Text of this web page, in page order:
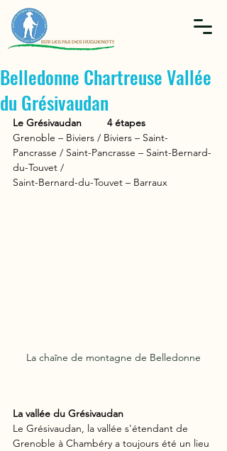
Belledonne Chartreuse Vallée
du Grésivaudan
Le Grésivaudan         4 étapes
Grenoble – Biviers / Biviers – Saint-
Pancrasse / Saint-Pancrasse – Saint-Bernard-
du-Touvet /
Saint-Bernard-du-Touvet – Barraux
La chaîne de montagne de Belledonne
La vallée du Grésivaudan
Le Grésivaudan, la vallée s'étendant de
Grenoble à Chambéry a toujours été un lieu